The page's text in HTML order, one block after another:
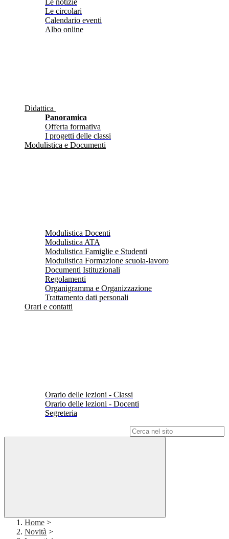
Le notizie
Le circolari
Calendario eventi
Albo online
Didattica
Panoramica
Offerta formativa
I progetti delle classi
Modulistica e Documenti
Modulistica Docenti
Modulistica ATA
Modulistica Famiglie e Studenti
Modulistica Formazione scuola-lavoro
Documenti Istituzionali
Regolamenti
Organigramma e Organizzazione
Trattamento dati personali
Orari e contatti
Orario delle lezioni - Classi
Orario delle lezioni - Docenti
Segreteria
Home >
Novità >